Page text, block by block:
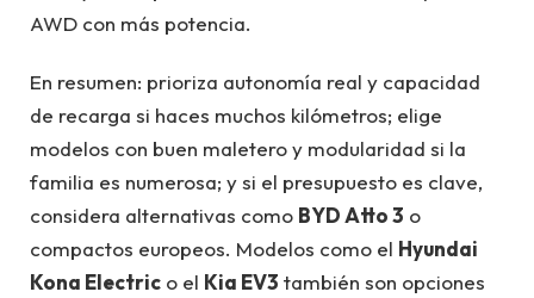
AWD con más potencia.
En resumen: prioriza autonomía real y capacidad
de recarga si haces muchos kilómetros; elige
modelos con buen maletero y modularidad si la
familia es numerosa; y si el presupuesto es clave,
considera alternativas como BYD Atto 3 o
compactos europeos. Modelos como el Hyundai
Kona Electric o el Kia EV3 también son opciones